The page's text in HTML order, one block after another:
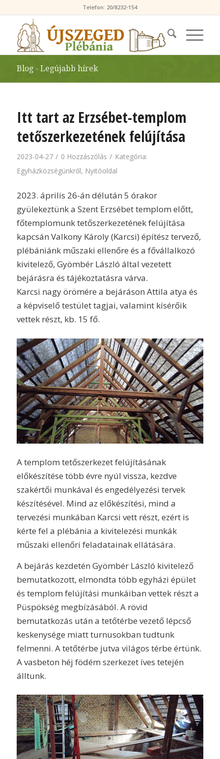
Telefon: 20/8232-154
Blog - Legújabb hírek
Itt tart az Erzsébet-templom
tetőszerkezetének felújítása
2023-04-27 / 0 Hozzászólás / Kategória:
Egyházközségünkről, Nyitóoldal
2023. április 26-án délután 5 órakor
gyülekeztünk a Szent Erzsébet templom előtt,
főtemplomunk tetőszerkezetének felújítása
kapcsán Valkony Károly (Karcsi) építész tervező,
plébániánk műszaki ellenőre és a fővállalkozó
kivitelező, Gyömbér László által vezetett
bejárásra és tájékoztatásra várva.
Karcsi nagy örömére a bejáráson Attila atya és
a képviselő testület tagjai, valamint kísérőik
vettek részt, kb. 15 fő.
A templom tetőszerkezet felújításának
előkészítése több évre nyúl vissza, kezdve
szakértői munkával és engedélyezési tervek
készítésével. Mind az előkészítési, mind a
tervezési munkában Karcsi vett részt, ezért is
kérte fel a plébánia a kivitelezési munkák
műszaki ellenőri feladatainak ellátására.
A bejárás kezdetén Gyömbér László kivitelező
bemutatkozott, elmondta több egyházi épület
és templom felújítási munkáiban vettek részt a
Püspökség megbízásából. A rövid
bemutatkozás után a tetőtérbe vezető lépcső
keskenysége miatt turnusokban tudtunk
felmenni. A tetőtérbe jutva világos térbe értünk.
A vasbeton héj födém szerkezet íves tetején
álltunk.